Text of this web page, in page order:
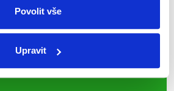
Povolit vše
Upravit
nejnovější události
Sdílením našich
podpoříte naši